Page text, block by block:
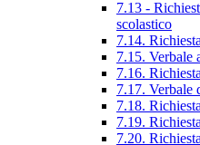
7.13 -
scolastico
7.14.
7.15. Verbale
7.16.
7.17. Verbale
7.18.
7.19.
7.20.